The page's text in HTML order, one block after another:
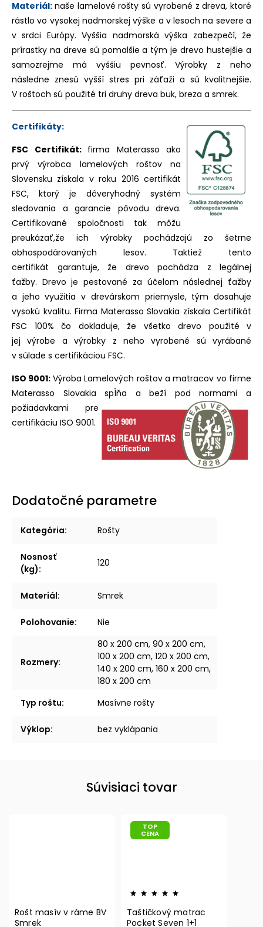
Materiál: naše lamelové rošty sú vyrobené z dreva, ktoré
rástlo vo vysokej nadmorskej výške a v lesoch na severe a
v srdci Európy. Vyššia nadmorská výška zabezpečí, že
prírastky na dreve sú pomalšie a tým je drevo hustejšie a
samozrejme má vyššiu pevnosť. Výrobky z neho
následne znesú vyšší stres pri záťaži a sú kvalitnejšie.
V roštoch sú použité tri druhy dreva buk, breza a smrek.
Certifikáty:
FSC Certifikát: firma Materasso ako
prvý výrobca lamelových roštov na
Slovensku získala v roku 2016 certifikát
FSC, ktorý je dôveryhodný systém
sledovania a garancie pôvodu dreva.
Certifikované spoločnosti tak môžu
preukázať,že ich výrobky pochádzajú zo šetrne
obhospodárovaných lesov. Taktiež tento
certifikát garantuje, že drevo pochádza z legálnej
ťažby. Drevo je pestované za účelom následnej ťažby
a jeho využitia v drevárskom priemysle, tým dosahuje
vysokú kvalitu. Firma Materasso Slovakia získala Certifikát
FSC 100% čo dokladuje, že všetko drevo použité v
jej výrobe a výrobky z neho vyrobené sú vyrábané
v súlade s certifikáciou FSC.
ISO 9001: Výroba Lamelových roštov a matracov vo firme
Materasso Slovakia spĺňa a beží pod normami a
požiadavkami pre
certifikáciu ISO 9001.
Dodatočné parametre
Kategória: Rošty
Nosnosť
(kg):
120
Materiál: Smrek
Polohovanie: Nie
Rozmery:
80 x 200 cm, 90 x 200 cm,
100 x 200 cm, 120 x 200 cm,
140 x 200 cm, 160 x 200 cm,
180 x 200 cm
Typ roštu: Masívne rošty
Výklop: bez vyklápania
Súvisiaci tovar
Rošt masív v ráme BV
Smrek
TOP
CENA
Taštičkový matrac
Pocket Seven 1+1